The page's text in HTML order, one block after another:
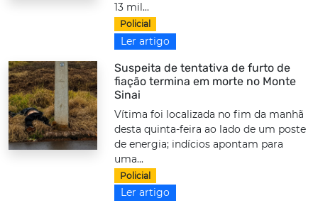
13 mil...
Policial
Ler artigo
Suspeita de tentativa de furto de
fiação termina em morte no Monte
Sinai
Vítima foi localizada no fim da manhã
desta quinta-feira ao lado de um poste
de energia; indícios apontam para
uma...
Policial
Ler artigo